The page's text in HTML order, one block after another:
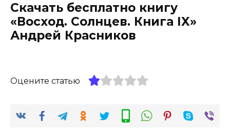
Скачать бесплатно книгу
«Восход. Солнцев. Книга IX»
Андрей Красников
Оцените статью